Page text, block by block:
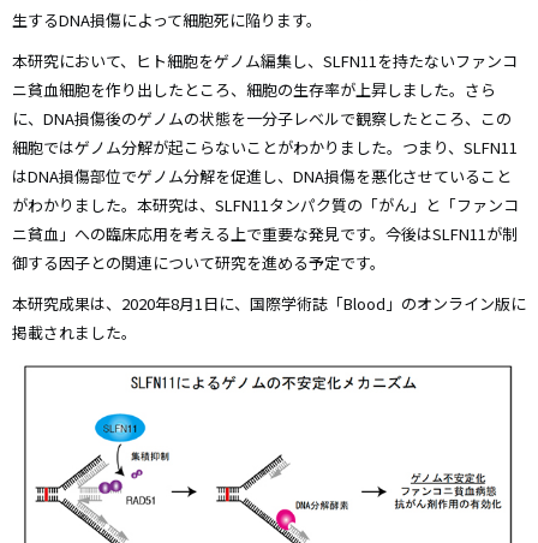
生するDNA損傷によって細胞死に陥ります。
本研究において、ヒト細胞をゲノム編集し、SLFN11を持たないファンコ
ニ貧血細胞を作り出したところ、細胞の生存率が上昇しました。さら
に、DNA損傷後のゲノムの状態を一分子レベルで観察したところ、この
細胞ではゲノム分解が起こらないことがわかりました。つまり、SLFN11
はDNA損傷部位でゲノム分解を促進し、DNA損傷を悪化させていること
がわかりました。本研究は、SLFN11タンパク質の「がん」と「ファンコ
ニ貧血」への臨床応用を考える上で重要な発見です。今後はSLFN11が制
御する因子との関連について研究を進める予定です。
本研究成果は、2020年8月1日に、国際学術誌「Blood」のオンライン版に
掲載されました。